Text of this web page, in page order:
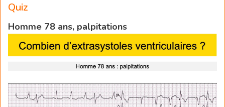
Quiz
Homme 78 ans, palpitations